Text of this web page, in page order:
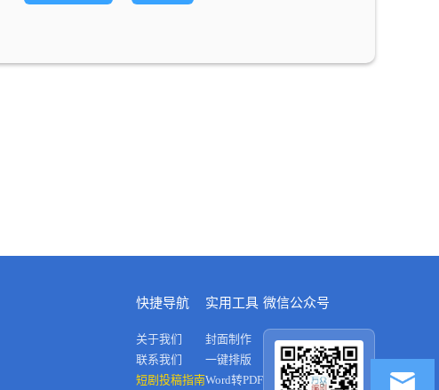
快捷导航
关于我们
联系我们
短剧投稿指南
实用工具
封面制作
一键排版
Word转PDF
微信公众号